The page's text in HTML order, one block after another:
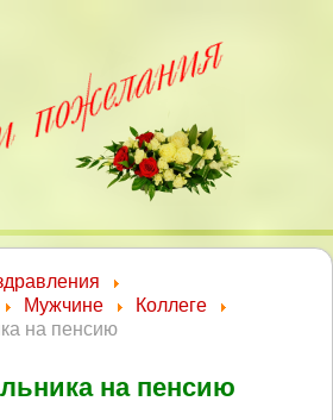
Мужчине
Коллеге
на пенсию
на пенсию